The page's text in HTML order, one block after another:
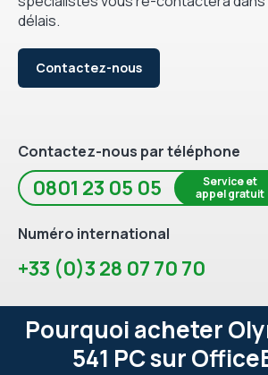
délais.
Contactez-nous
Contactez-nous par téléphone
0801 23 05 05
Service et
appel gratuit
Numéro international
+33 (0)3 28 07 70 70
Pourquoi acheter
541 PC sur